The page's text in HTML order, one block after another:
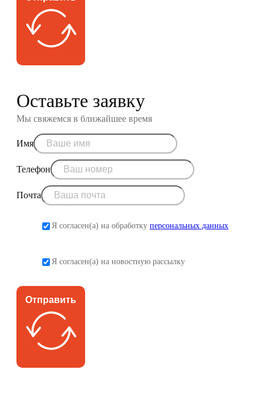
Оставьте заявку
Мы свяжемся в ближайшее время
Имя
Телефон
Почта
Я согласен(а) на обработку персональных данных
Я согласен(а) на новостную рассылку
Отправить